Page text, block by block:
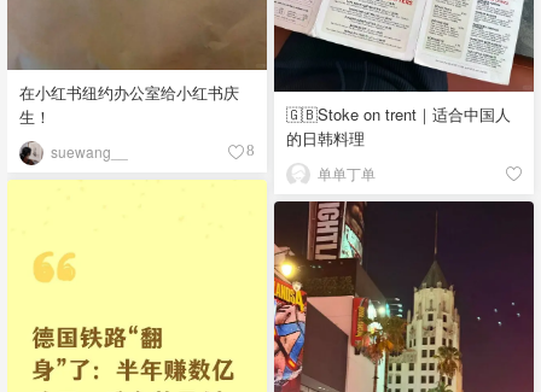
在小红书纽约办公室给小红书庆
生！
suewang__ 8
🇬🇧Stoke on trent｜适合中国人
的日韩料理
单单丁单